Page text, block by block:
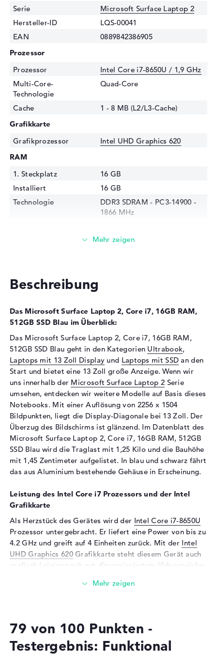
Serie
Microsoft Surface Laptop 2
Hersteller-ID
LQS-00041
EAN
0889842386905
Prozessor
Prozessor
Intel Core i7-8650U / 1,9 GHz
Multi-Core-
Technologie
Quad-Core
Cache
1 - 8 MB (L2/L3-Cache)
Grafikkarte
Grafikprozessor
Intel UHD Graphics 620
RAM
1. Steckplatz
16 GB
Installiert
16 GB
Technologie
DDR3 SDRAM - PC3-14900 -
1866 MHz
512 GB SSD
Display
Display-Typ
13,5" TFT
Max. Auflösung
2256 x 1504
Besonderheiten
Multi-Touchscreen, glänzend,
LED-Hintergrundbeleuchtung,
Gorilla Glass 3
Kartenleser
Unterstützte Flash-
Speicherkarten
SD Memory Card
Soundkarte
onboard
Mikrofon
vorhanden
Sensorauflösung
0,9 MP
Eingabegeräte
Tastatur (Beleuchtet
(hintergrund)), Touchpad
(Multi-Touch-Trackpad),
Touchscreen (Multi-Touch)
Erweiterung / Konnektivität
Schnittstellen
1 x USB 3.0
Beschreibung
Das Microsoft Surface Laptop 2, Core i7, 16GB RAM,
512GB SSD Blau im Überblick:
Das Microsoft Surface Laptop 2, Core i7, 16GB RAM,
512GB SSD Blau geht in den Kategorien Ultrabook,
Laptops mit 13 Zoll Display und Laptops mit SSD an den
Start und bietet eine 13 Zoll große Anzeige. Wenn wir
uns innerhalb der Microsoft Surface Laptop 2 Serie
umsehen, entdecken wir weitere Modelle auf Basis dieses
Notebooks. Mit einer Auflösung von 2256 x 1504
Bildpunkten, liegt die Display-Diagonale bei 13 Zoll. Der
Überzug des Bildschirms ist glänzend. Im Datenblatt des
Microsoft Surface Laptop 2, Core i7, 16GB RAM, 512GB
SSD Blau wird die Traglast mit 1,25 Kilo und die Bauhöhe
mit 1,45 Zentimeter aufgelistet. In blau und schwarz fährt
das aus Aluminium bestehende Gehäuse in Erscheinung.
Leistung des Intel Core i7 Prozessors und der Intel
Grafikkarte
Als Herzstück des Gerätes wird der Intel Core i7-8650U
Prozessor untergebracht. Er liefert eine Power von bis zu
4.2 GHz und greift auf 4 Einheiten zurück. Mit der Intel
UHD Graphics 620Grafikkarte steht diesem Gerät auch
grafisch Leistung mit gut dimensioniertem Videospeicher
Beziffert mit DDR3 SDRAM (PC3-14900 - 1866 MHz)
zugeführt. Der Hersteller erlaubt in diesem Gerät
79 von 100 Punkten -
Testergebnis: Funktional